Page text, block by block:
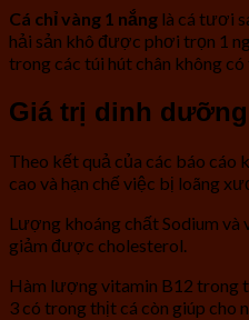
Cá chỉ vàng 1 nắng là cá tươi
hải sản khô được phơi trọn 1
trong các túi hút chân không
Giá trị dinh
Theo kết quả của các báo cáo
cao và hạn chế việc bị loãng
Lượng khoáng chất Sodium
giảm được cholesterol.
Hàm lượng vitamin B12 trong
3 có trong thịt cá còn giúp cho